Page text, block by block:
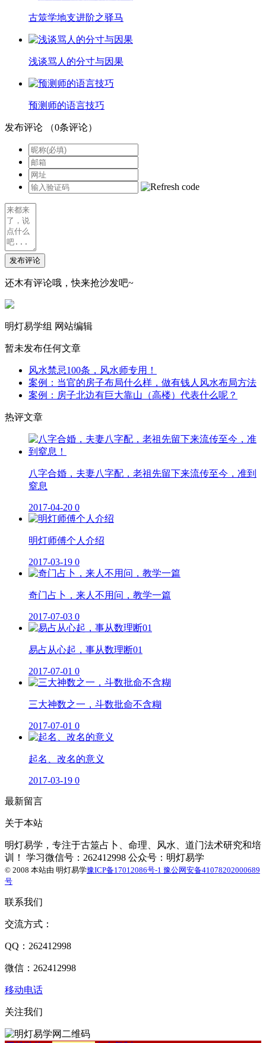
古筮学地支进阶之驿马
浅谈骂人的分寸与因果
预测师的语言技巧
发布评论 （0条评论）
发布评论
还木有评论哦，快来抢沙发吧~
明灯易学组 网站编辑
暂未发布任何文章
风水禁忌100条，风水师专用！
案例：当官的房子布局什么样，做有钱人风水布局方法
案例：房子北边有巨大靠山（高楼）代表什么呢？
热评文章
八字合婚，夫妻八字配，老祖先留下来流传至今，准到
窒息
2017-04-20 0
明灯师傅个人介绍
2017-03-19 0
奇门占卜，来人不用问，教学一篇
2017-07-03 0
易占从心起，事从数理断01
2017-07-01 0
三大神数之一，斗数批命不含糊
2017-07-01 0
起名、改名的意义
2017-03-19 0
最新留言
关于本站
明灯易学，专注于古筮占卜、命理、风水、道门法术研究和培
训！ 学习微信号：262412998 公众号：明灯易学
© 2008 本站由 明灯易学豫ICP备17012086号-1 豫公网安备41078202000689
号
联系我们
交流方式：
QQ：262412998
微信：262412998
移动电话
关注我们